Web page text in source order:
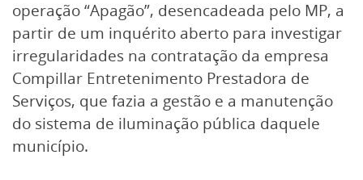
operação “Apagão”, desencadeada pelo MP, a
partir de um inquérito aberto para investigar
irregularidades na contratação da empresa
Compillar Entretenimento Prestadora de
Serviços, que fazia a gestão e a manutenção
do sistema de iluminação pública daquele
município.